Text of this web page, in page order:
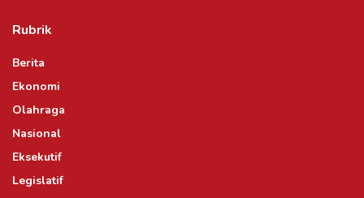
Rubrik
Berita
Ekonomi
Olahraga
Nasional
Eksekutif
Legislatif